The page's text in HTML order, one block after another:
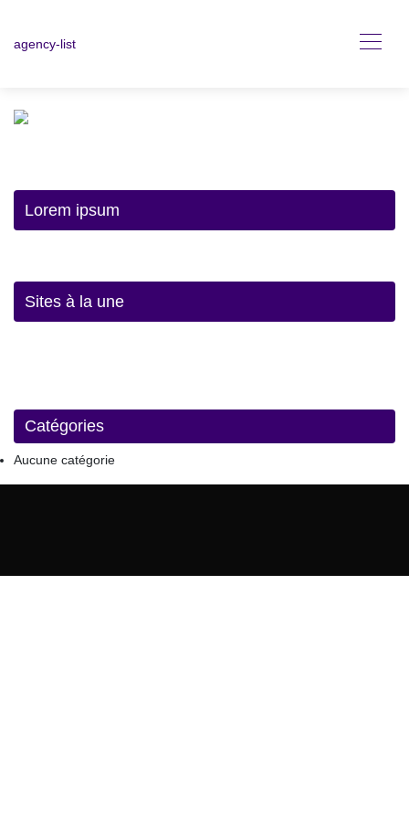
agency-list
Lorem ipsum
Sites à la une
Catégories
Aucune catégorie